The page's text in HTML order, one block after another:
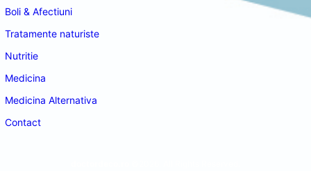
Boli & Afectiuni
Tratamente naturiste
Nutritie
Medicina
Medicina Alternativa
Contact